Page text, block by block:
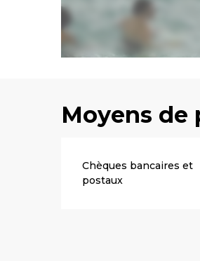
Moyens de
Chèques bancaires et
postaux